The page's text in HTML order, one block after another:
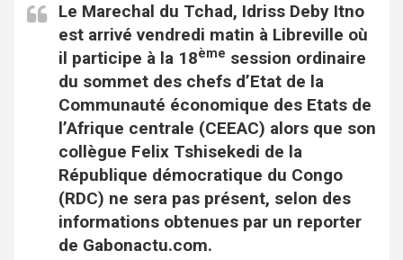
Le Marechal du Tchad, Idriss Deby Itno
est arrivé vendredi matin à Libreville où
il participe à la 18ème session ordinaire
du sommet des chefs d’Etat de la
Communauté économique des Etats de
l’Afrique centrale (CEEAC) alors que son
collègue Felix Tshisekedi de la
République démocratique du Congo
(RDC) ne sera pas présent, selon des
informations obtenues par un reporter
de Gabonactu.com.